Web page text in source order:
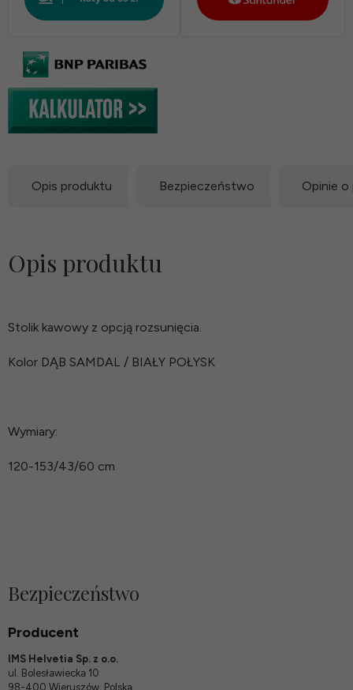
Opis produktu Bezpieczeństwo Opinie o
Opis produktu
Stolik kawowy z opcją rozsunięcia.
Kolor DĄB SAMDAL / BIAŁY POŁYSK
Wymiary:
120-153/43/60 cm
Bezpieczeństwo
Producent
IMS Helvetia Sp. z o.o.
ul. Bolesławiecka 10
98-400 Wieruszów, Polska